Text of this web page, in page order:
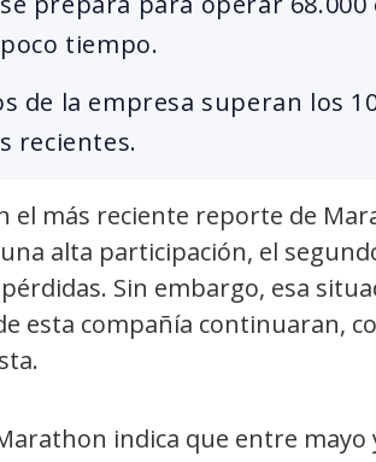
tiempo.
de la empresa superan los
recientes.
el más reciente reporte de
alta participación, el
Sin embargo, esa
esta compañía continuaran,
indica que entre mayo